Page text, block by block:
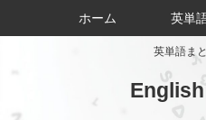
英単語ま
ホーム 英単